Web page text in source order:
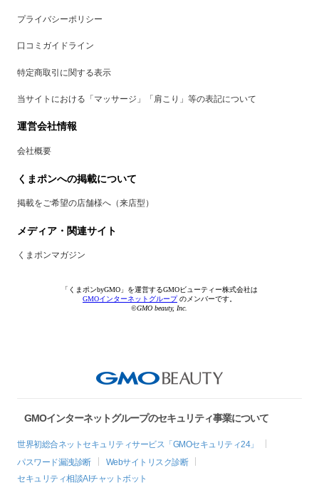
プライバシーポリシー
口コミガイドライン
特定商取引に関する表示
当サイトにおける「マッサージ」「肩こり」等の表記について
運営会社情報
会社概要
くまポンへの掲載について
掲載をご希望の店舗様へ（来店型）
メディア・関連サイト
くまポンマガジン
「くまポンbyGMO」を運営するGMOビューティー株式会社は
GMOインターネットグループのメンバーです。
©GMO beauty, Inc.
GMOインターネットグループのセキュリティ事業について
世界初総合ネットセキュリティサービス「GMOセキュリティ24」
パスワード漏洩診断
Webサイトリスク診断
セキュリティ相談AIチャットボット